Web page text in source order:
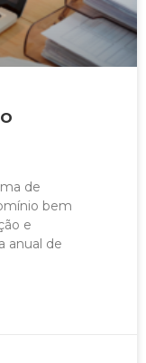
de
bem
e
anual de